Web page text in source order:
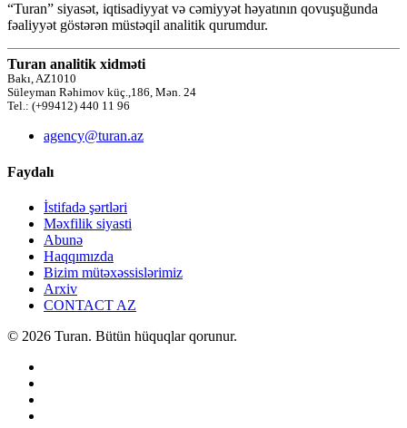
“Turan” siyasət, iqtisadiyyat və cəmiyyət həyatının qovuşuğunda
fəaliyyət göstərən müstəqil analitik qurumdur.
Turan analitik xidməti
Bakı, AZ1010
Süleyman Rəhimov küç.,186, Mən. 24
Tel.: (+99412) 440 11 96
agency@turan.az
Faydalı
İstifadə şərtləri
Məxfilik siyasti
Abunə
Haqqımızda
Bizim mütəxəssislərimiz
Arxiv
CONTACT AZ
© 2026 Turan. Bütün hüquqlar qorunur.